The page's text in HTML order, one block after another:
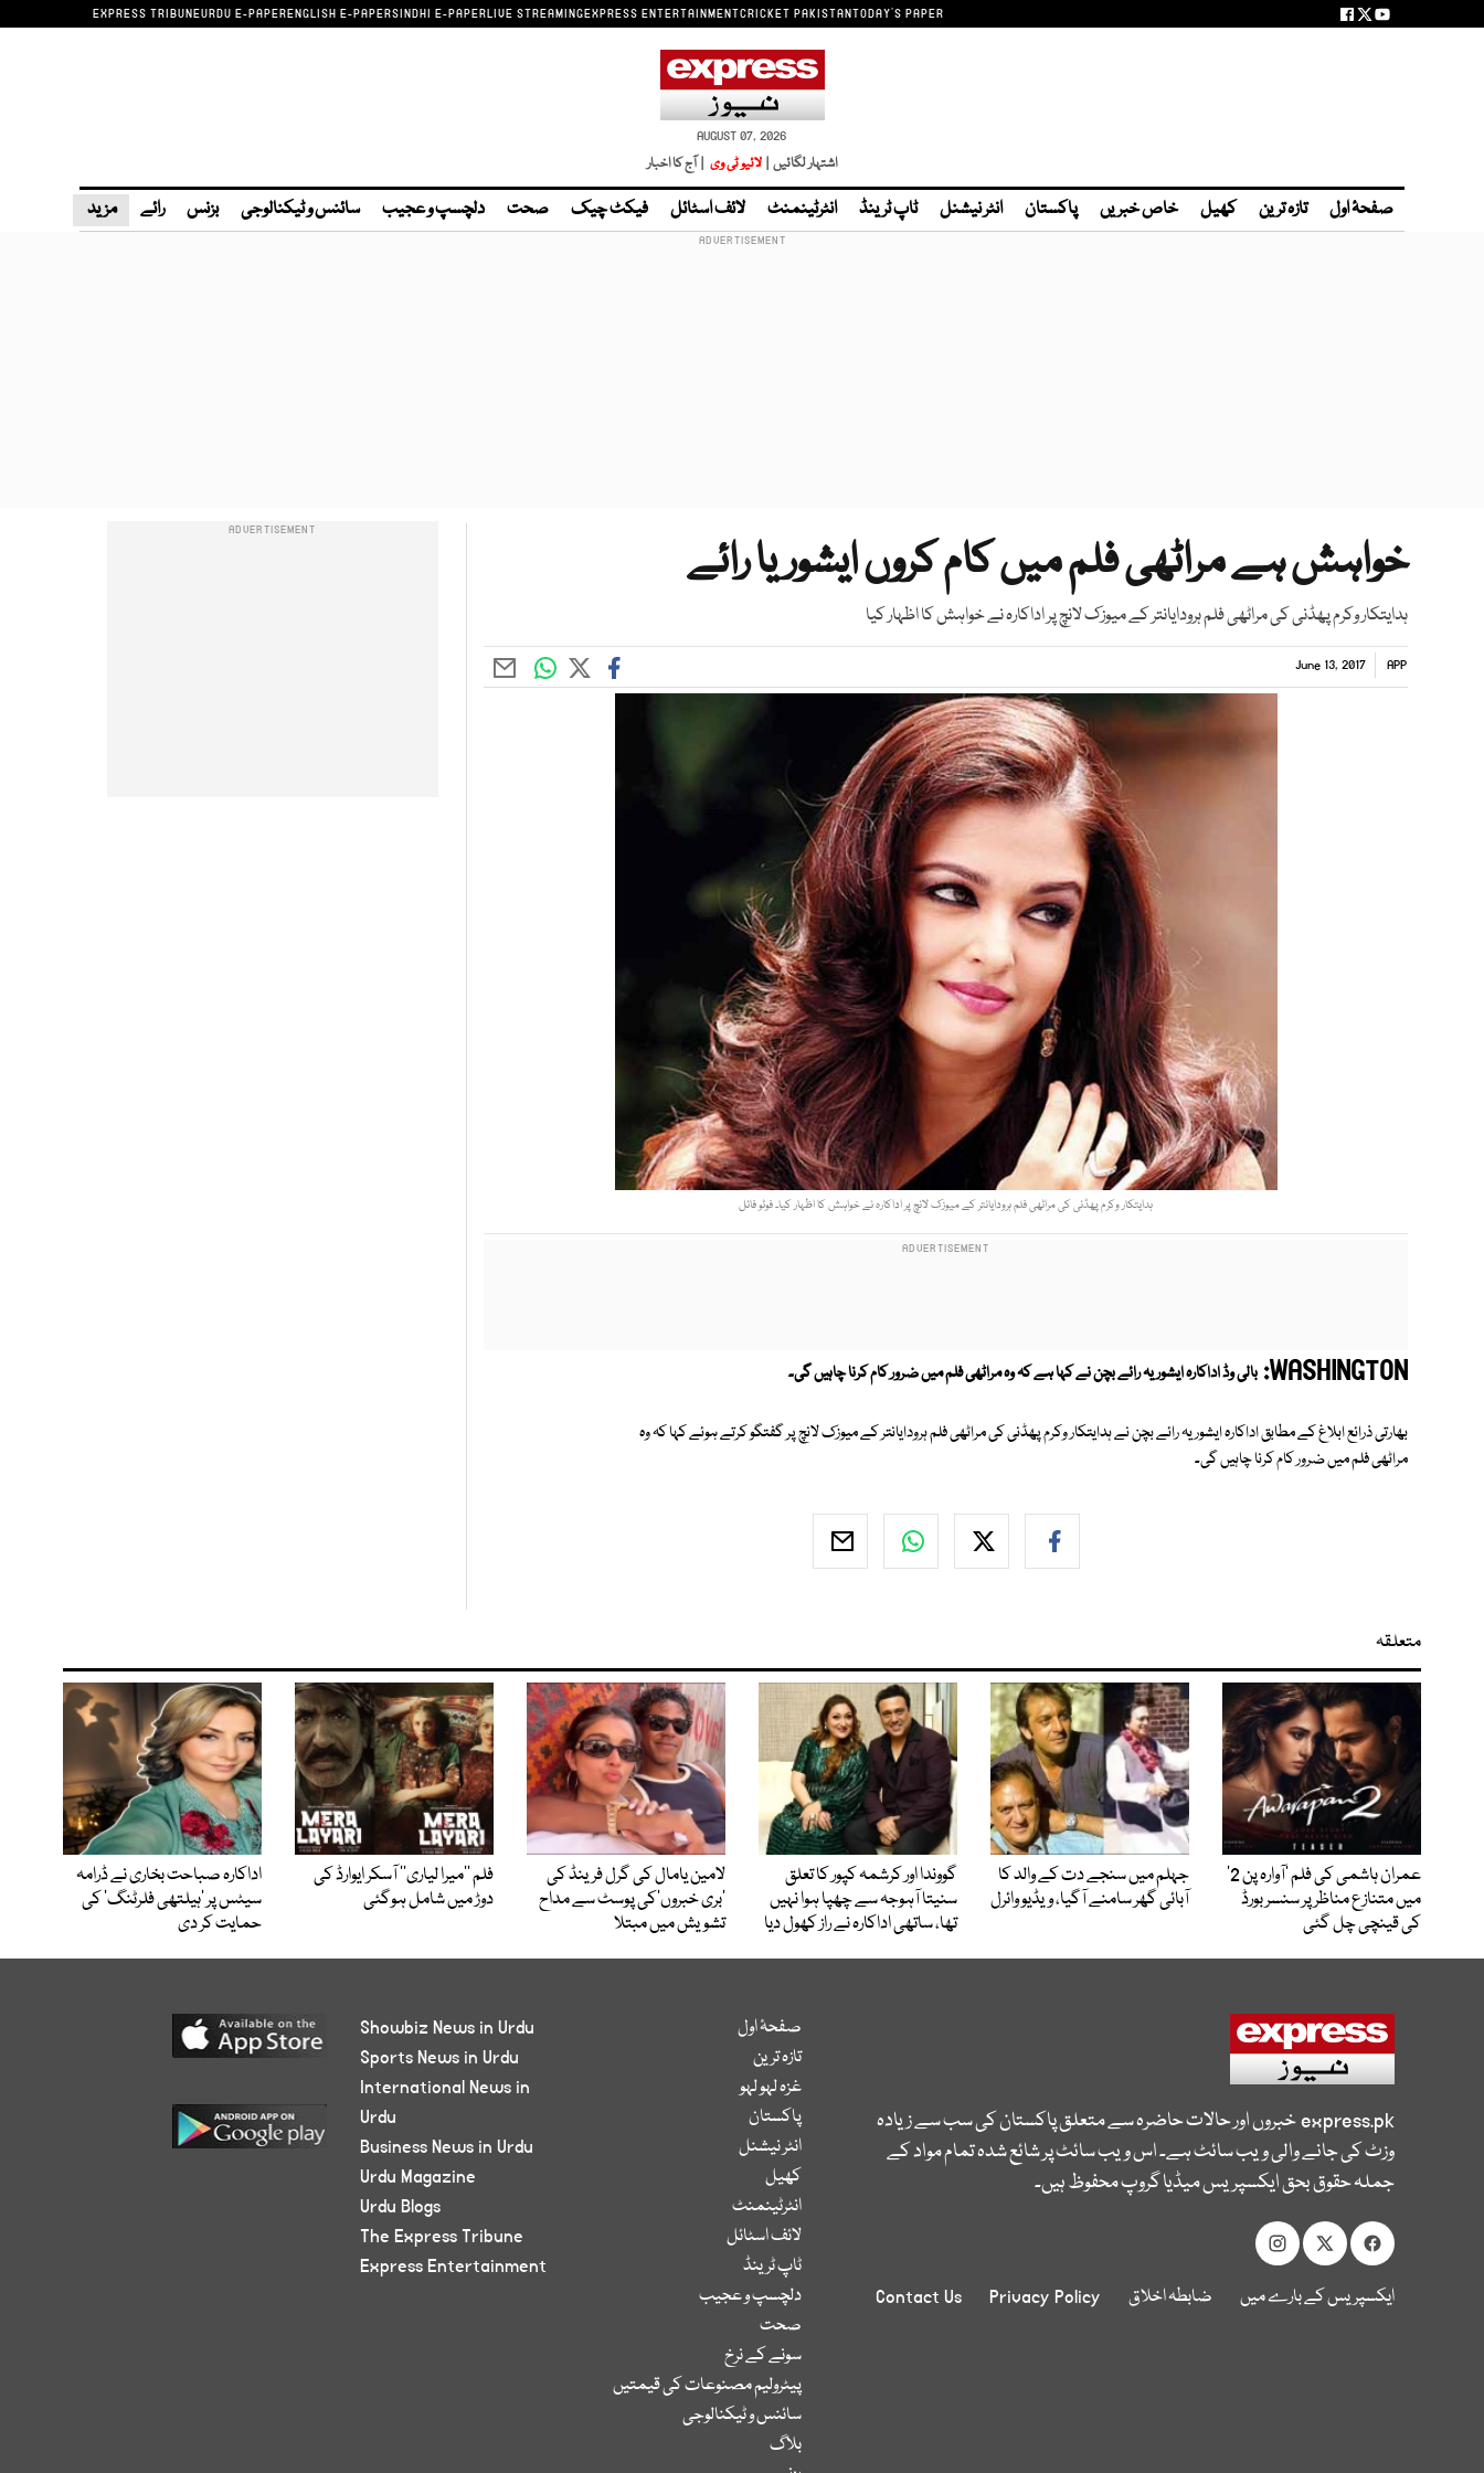
EXPRESS TRIBUNEURDU E-PAPERENGLISH E-PAPERSINDHI E-PAPERLIVE STREAMINGEXPRESS ENTERTAINMENTCRICKET PAKISTANTODAY'S PAPER
AUGUST 07, 2026
اشتہار لگائیں | لائیو ٹی وی | آج کا اخبار
صفحۂ اول تازہ ترین کھیل خاص خبریں پاکستان انٹر نیشنل ٹاپ ٹرینڈ انٹرٹینمنٹ لائف اسٹائل فیکٹ چیک صحت دلچسپ و عجیب سائنس و ٹیکنالوجی بزنس رائے مزید
خواہش ہے مراٹھی فلم میں کام کروں ایشوریا رائے
ہدایتکار وکرم پھڈنی کی مراٹھی فلم ہرودایانتر کے میوزک لانچ پر اداکارہ نے خواہش کا اظہار کیا
APP
June 13, 2017
ہدایتکار وکرم پھڈنی کی مراٹھی فلم ہرودایانتر کے میوزک لانچ پر اداکارہ نے خواہش کا اظہار کیا۔ فوٹو فائل
WASHINGTON: بالی وڈ اداکارہ ایشوریہ رائے بچن نے کہا ہے کہ وہ مراٹھی فلم میں ضرور کام کرنا چاہیں گی۔
بھارتی ذرائع ابلاغ کے مطابق اداکارہ ایشوریہ رائے بچن نے ہدایتکار وکرم پھڈنی کی مراٹھی فلم ہرودایانتر کے میوزک لانچ پر گفتگو کرتے ہوئے کہا کہ وہ
مراٹھی فلم میں ضرور کام کرنا چاہیں گی۔
متعلقہ
عمران ہاشمی کی فلم ’آوارہ پن 2‘
میں متنازع مناظر پر سنسر بورڈ
کی قینچی چل گئی
جہلم میں سنجے دت کے والد کا
آبائی گھر سامنے آگیا، ویڈیو وائرل
گووندا اور کرشمہ کپور کا تعلق
سنیتا آہوجہ سے چھپا ہوا نہیں
تھا، ساتھی اداکارہ نے راز کھول دیا
لامین یامال کی گرل فرینڈ کی
’بری خبروں‘کی پوسٹ سے مداح
تشویش میں مبتلا
فلم ’’میرا لیاری‘‘ آسکر ایوارڈ کی
دوڑ میں شامل ہوگئی
اداکارہ صباحت بخاری نے ڈرامہ
سیٹس پر ’ہیلتھی فلرٹنگ‘ کی
حمایت کر دی
express.pkخبروں اور حالات حاضرہ سے متعلق پاکستان کی سب سے زیادہ
وزٹ کی جانے والی ویب سائٹ ہے۔ اس ویب سائٹ پر شائع شدہ تمام مواد کے
جملہ حقوق بحق ایکسپریس میڈیا گروپ محفوظ ہیں۔
ایکسپریس کے بارے میں ضابطہ اخلاق Privacy Policy
Contact Us
صفحۂ اول
تازہ ترین
غزہ لہو لہو
پاکستان
انٹر نیشنل
کھیل
انٹرٹینمنٹ
لائف اسٹائل
ٹاپ ٹرینڈ
دلچسپ و عجیب
صحت
سونے کے نرخ
پیٹرولیم مصنوعات کی قیمتیں
سائنس و ٹیکنالوجی
بلاگ
Showbiz News in Urdu
Sports News in Urdu
International News in
Urdu
Business News in Urdu
Urdu Magazine
Urdu Blogs
The Express Tribune
Express Entertainment